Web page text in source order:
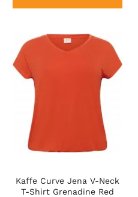
Kaffe Curve Jena V-Neck
T-Shirt Grenadine Red